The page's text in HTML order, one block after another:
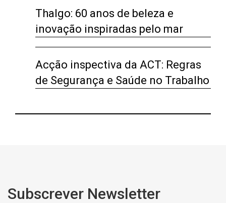
Thalgo: 60 anos de beleza e
inovação inspiradas pelo mar
Acção inspectiva da ACT: Regras
de Segurança e Saúde no Trabalho
Subscrever Newsletter